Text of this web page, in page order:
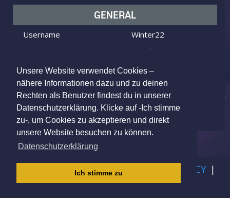
Unsere Website verwendet Cookies –
nähere Informationen dazu und zu deinen
Rechten als Benutzer findest du in unserer
Datenschutzerklärung. Klicke auf -Ich stimme
zu-, um Cookies zu akzeptieren und direkt
unsere Website besuchen zu können.
Datenschutzerklärung
Ich stimme zu
GENERAL
Username
Winter22
Male
Looking for
Female
Age
43 y.o.
Location
Rostock, Germany
TERMS OF USE PRIVACY POLICY |
CHILDREN PRIVACY